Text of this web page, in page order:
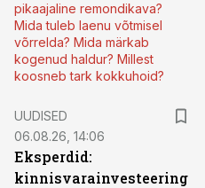
pikaajaline remondikava?
Mida tuleb laenu võtmisel
võrrelda? Mida märkab
kogenud haldur? Millest
koosneb tark kokkuhoid?
UUDISED
06.08.26, 14:06
Eksperdid:
kinnisvarainvesteering